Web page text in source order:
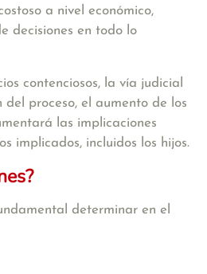
a nivel económico,
decisiones en todo lo
contenciosos, la vía judicial
proceso, el aumento de los
las implicaciones
implicados, incluidos los hijos.
determinar en el